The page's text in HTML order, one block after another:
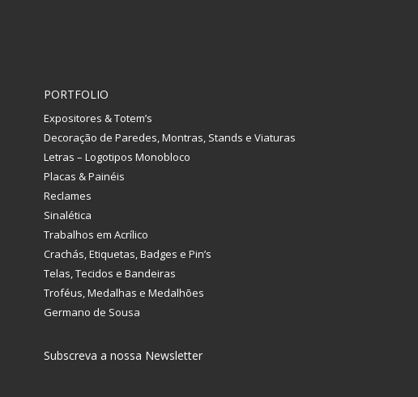
PORTFOLIO
Expositores & Totem’s
Decoração de Paredes, Montras, Stands e Viaturas
Letras – Logotipos Monobloco
Placas & Painéis
Reclames
Sinalética
Trabalhos em Acrílico
Crachás, Etiquetas, Badges e Pin’s
Telas, Tecidos e Bandeiras
Troféus, Medalhas e Medalhões
Germano de Sousa
Subscreva a nossa Newsletter